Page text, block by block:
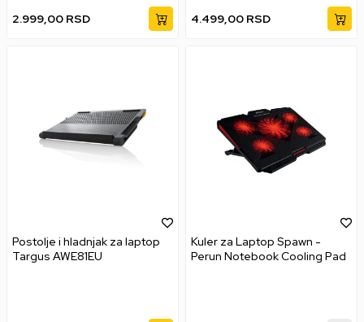
2.999,00 RSD 4.499,00 RSD
Postolje i hladnjak za laptop
Targus AWE81EU
Kuler za Laptop Spawn -
Perun Notebook Cooling Pad